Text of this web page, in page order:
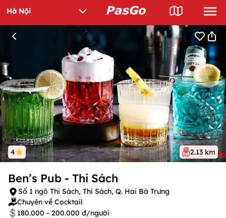
4 2.13 km
Ben’s Pub - Thi Sách
Số 1 ngõ Thi Sách, Thi Sách, Q. Hai Bà Trưng
Chuyên về Cocktail
180.000 - 200.000 đ/người